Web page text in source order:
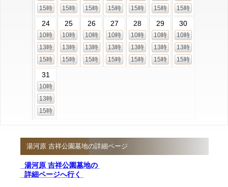
15時
15時
15時
15時
15時
15時
15時
24
10時
13時
15時
25
10時
13時
15時
26
10時
13時
15時
27
10時
13時
15時
28
10時
13時
15時
29
10時
13時
15時
30
10時
13時
15時
31
10時
13時
15時
湯河原 吉祥公園墓地の詳細ページ
湯河原 吉祥公園墓地の
詳細ページへ行く